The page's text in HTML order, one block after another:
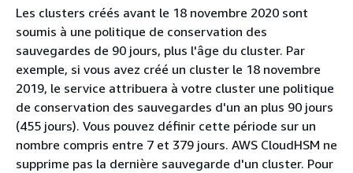
Les clusters créés avant le 18 novembre 2020 sont
soumis à une politique de conservation des
sauvegardes de 90 jours, plus l'âge du cluster. Par
exemple, si vous avez créé un cluster le 18 novembre
2019, le service attribuera à votre cluster une politique
de conservation des sauvegardes d'un an plus 90 jours
(455 jours). Vous pouvez définir cette période sur un
nombre compris entre 7 et 379 jours. AWS CloudHSM ne
supprime pas la dernière sauvegarde d'un cluster. Pour